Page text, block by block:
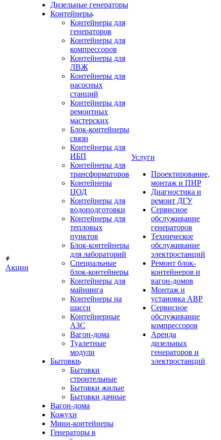
Акции
Дизельные генераторы
Контейнеры
Контейнеры для
генераторов
Контейнеры для
компрессоров
Контейнеры для
ЛВЖ
Контейнеры для
насосных
станций
Контейнеры для
ремонтных
мастерских
Блок-контейнеры
связи
Контейнеры для
ИБП
Контейнеры для
трансформаторов
Контейнеры
ЦОД
Контейнеры для
водоподготовки
Контейнеры для
тепловых
пунктов
Блок-контейнеры
для лабораторий
Специальные
блок-контейнеры
Контейнеры для
майнинга
Контейнеры на
шасси
Контейнерные
АЗС
Вагон-дома
Туалетные
модули
Бытовки
Бытовки
строительные
Бытовки жилые
Бытовки дачные
Вагон-дома
Кожухи
Мини-контейнеры
Генераторы в
Услуги
Проектирование,
монтаж и ПНР
Диагностика и
ремонт ДГУ
Сервисное
обслуживание
генераторов
Техническое
обслуживание
электростанций
Ремонт блок-
контейнеров и
вагон-домов
Монтаж и
установка АВР
Сервисное
обслуживание
компрессоров
Аренда
дизельных
генераторов и
электростанций